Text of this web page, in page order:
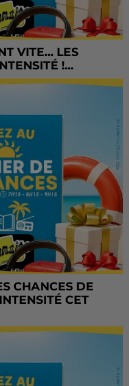
VITE... LES
!...
CHANCES DE
CET